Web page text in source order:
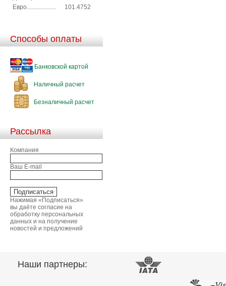
Евро...................
101.4752
Способы оплаты
Банковской картой
Наличный расчет
Безналичный расчет
Рассылка
Компания
Ваш E-mail
Нажимая «Подписаться»
вы даёте согласие на
обработку персональных
данных и на получение
новостей и предложений
Наши партнеры: